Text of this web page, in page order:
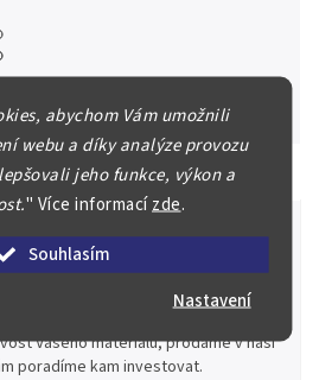
abychom Vám umožnili
webu a díky analýze provozu
jeho funkce, výkon a
" Více informacízde.
Souhlasím
Nastavení
služby za nejlepší ceny
Vašeho materiálu, prodáme v naší
poradíme kam investovat.